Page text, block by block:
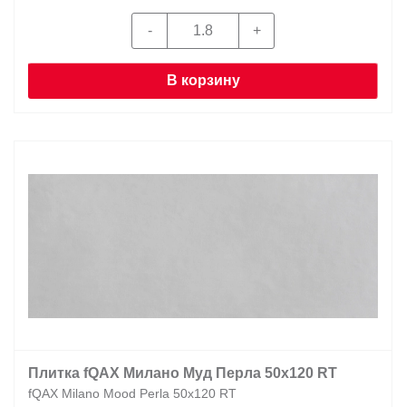
В корзину
Плитка fQAX Милано Муд Перла 50x120 RT
fQAX Milano Mood Perla 50x120 RT